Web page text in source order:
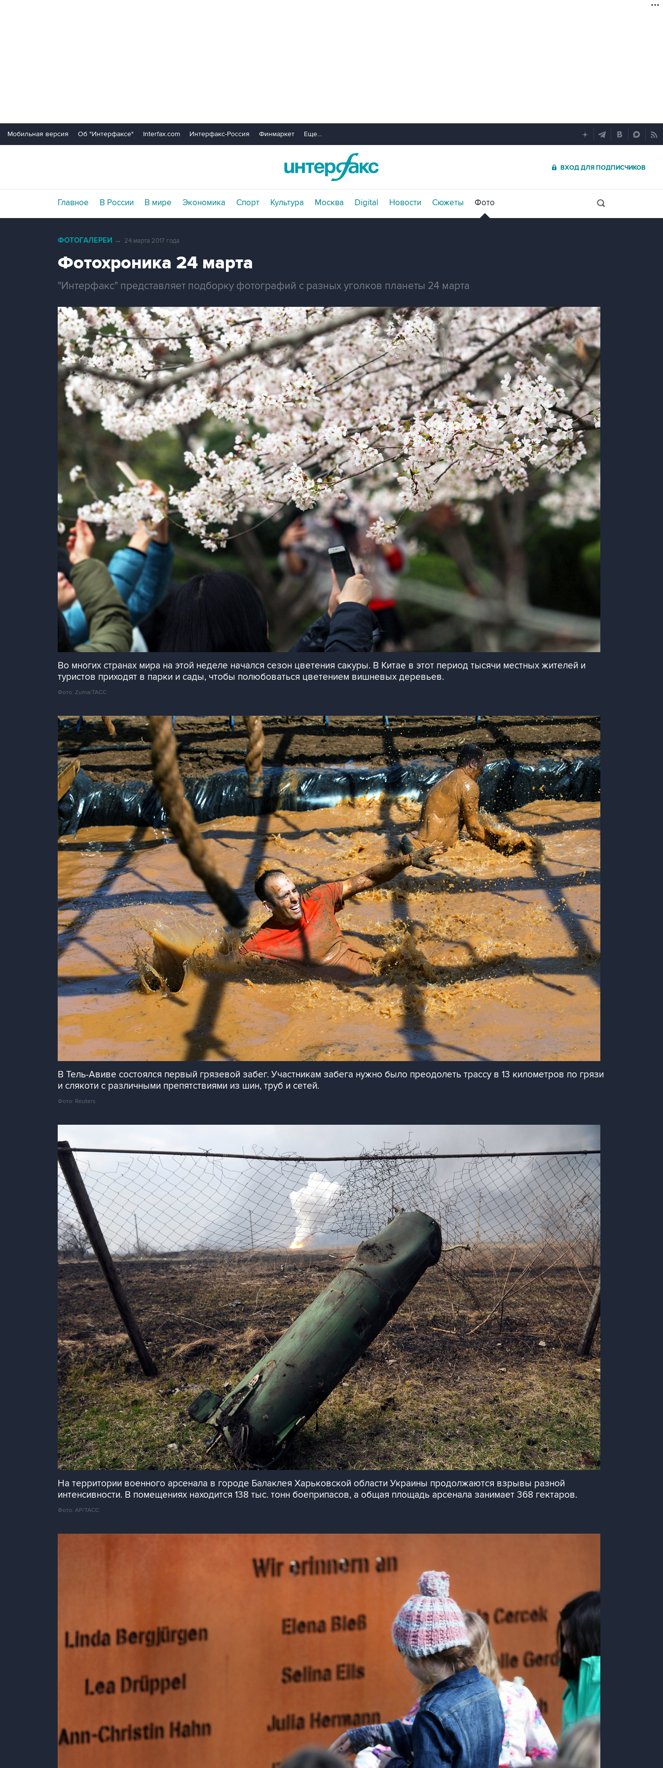
Мобильная версия Об "Интерфаксе" Interfax.com Интерфакс-Россия Финмаркет Еще...
ВХОД ДЛЯ ПОДПИСЧИКОВ
Главное В России В мире Экономика Спорт Культура Москва Digital Новости Сюжеты Фото
ФОТОГАЛЕРЕИ → 24 марта 2017 года
Фотохроника 24 марта
"Интерфакс" представляет подборку фотографий с разных уголков планеты 24 марта
Во многих странах мира на этой неделе начался сезон цветения сакуры. В Китае в этот период тысячи местных жителей и
туристов приходят в парки и сады, чтобы полюбоваться цветением вишневых деревьев.
Фото: Zuma/ТАСС
В Тель-Авиве состоялся первый грязевой забег. Участникам забега нужно было преодолеть трассу в 13 километров по грязи
и слякоти с различными препятствиями из шин, труб и сетей.
Фото: Reuters
На территории военного арсенала в городе Балаклея Харьковской области Украины продолжаются взрывы разной
интенсивности. В помещениях находится 138 тыс. тонн боеприпасов, а общая площадь арсенала занимает 368 гектаров.
Фото: AP/ТАСС